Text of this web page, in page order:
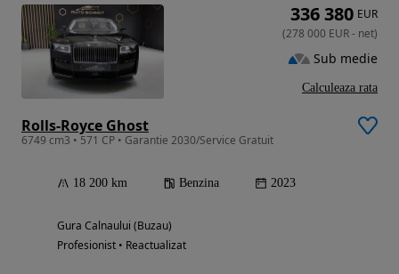
Rolls-Royce Ghost
6749 cm3 • 571 CP • Garantie 2030/Service Gratuit
18 200 km Benzina 2023
Gura Calnaului (Buzau)
Profesionist • Reactualizat
336 380 EUR
(278 000 EUR- net)
Sub medie
Calculeaza rata